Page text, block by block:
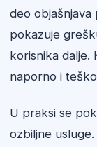
deo
pokazuje
korisnika dalje.
naporno i
U praksi se
ozbiljne